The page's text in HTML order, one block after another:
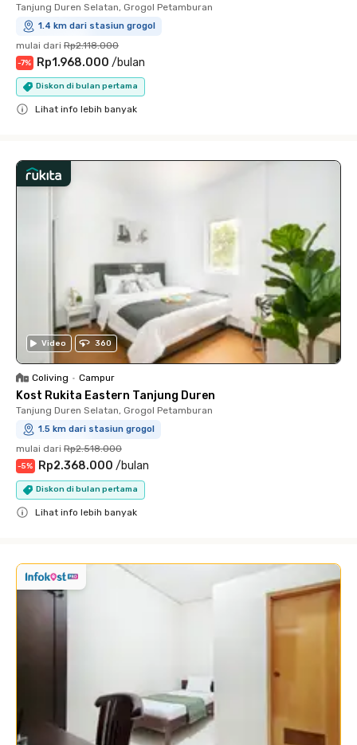
Tanjung Duren Selatan, Grogol Petamburan
1.4 km dari stasiun grogol
mulai dari Rp2.118.000
-7% Rp1.968.000 /bulan
Diskon di bulan pertama
Lihat info lebih banyak
Video 360
Coliving • Campur
Kost Rukita Eastern Tanjung Duren
Tanjung Duren Selatan, Grogol Petamburan
1.5 km dari stasiun grogol
mulai dari Rp2.518.000
-5% Rp2.368.000 /bulan
Diskon di bulan pertama
Lihat info lebih banyak